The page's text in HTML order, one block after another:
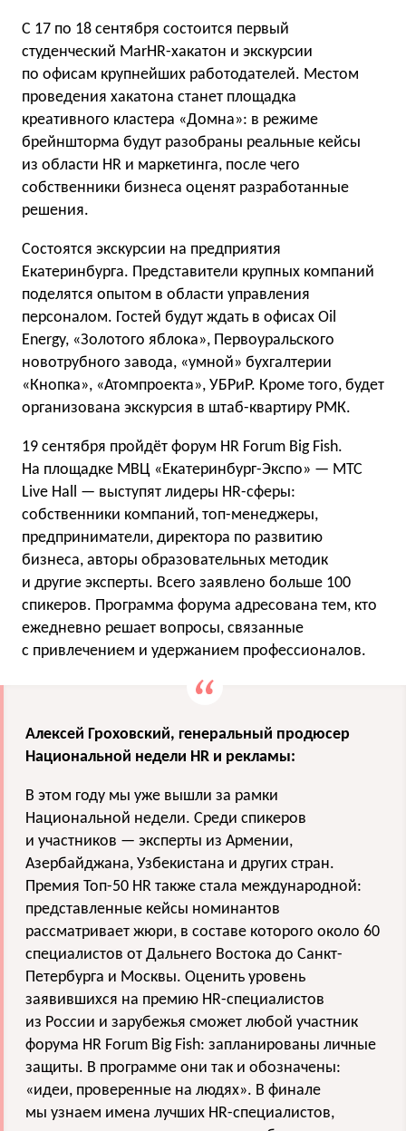
С 17 по 18 сентября состоится первый
студенческий MarHR-хакатон и экскурсии
по офисам крупнейших работодателей. Местом
проведения хакатона станет площадка
креативного кластера «Домна»: в режиме
брейншторма будут разобраны реальные кейсы
из области HR и маркетинга, после чего
собственники бизнеса оценят разработанные
решения.
Состоятся экскурсии на предприятия
Екатеринбурга. Представители крупных компаний
поделятся опытом в области управления
персоналом. Гостей будут ждать в офисах Oil
Energy, «Золотого яблока», Первоуральского
новотрубного завода, «умной» бухгалтерии
«Кнопка», «Атомпроекта», УБРиР. Кроме того, будет
организована экскурсия в штаб-квартиру РМК.
19 сентября пройдёт форум HR Forum Big Fish.
На площадке МВЦ «Екатеринбург-Экспо» — МТС
Live Hall — выступят лидеры HR-сферы:
собственники компаний, топ-менеджеры,
предприниматели, директора по развитию
бизнеса, авторы образовательных методик
и другие эксперты. Всего заявлено больше 100
спикеров. Программа форума адресована тем, кто
ежедневно решает вопросы, связанные
с привлечением и удержанием профессионалов.
Алексей Гроховский, генеральный продюсер
Национальной недели HR и рекламы:
В этом году мы уже вышли за рамки
Национальной недели. Среди спикеров
и участников — эксперты из Армении,
Азербайджана, Узбекистана и других стран.
Премия Топ-50 HR также стала международной:
представленные кейсы номинантов
рассматривает жюри, в составе которого около 60
специалистов от Дальнего Востока до Санкт-
Петербурга и Москвы. Оценить уровень
заявившихся на премию HR-специалистов
из России и зарубежья сможет любой участник
форума HR Forum Big Fish: запланированы личные
защиты. В программе они так и обозначены:
«идеи, проверенные на людях». В финале
мы узнаем имена лучших HR-специалистов,